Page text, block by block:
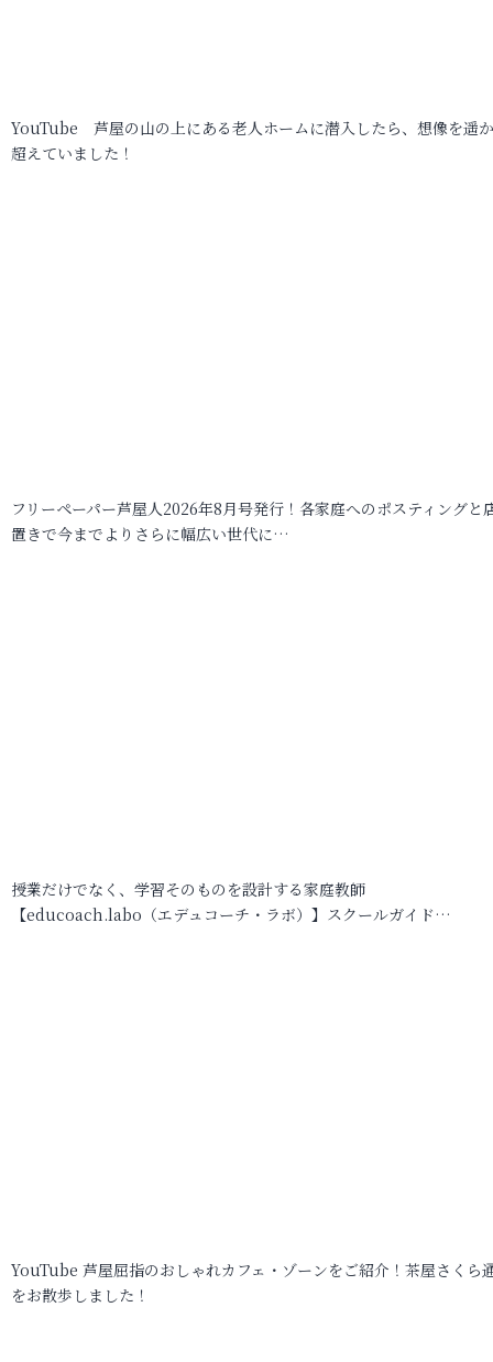
YouTube 芦屋の山の上にある老人ホームに潜入したら、想像を遥
超えていました！
フリーペーパー芦屋人2026年8月号発行！各家庭へのポスティングと
置きで今までよりさらに幅広い世代に…
授業だけでなく、学習そのものを設計する家庭教師
【educoach.labo（エデュコーチ・ラボ）】スクールガイド…
YouTube 芦屋屈指のおしゃれカフェ・ゾーンをご紹介！茶屋さくら
をお散歩しました！